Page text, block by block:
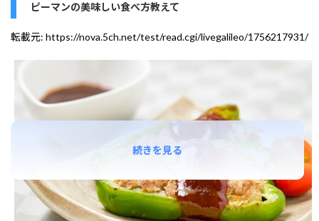
ピーマンの美味しい食べ方教えて
転載元: https://nova.5ch.net/test/read.cgi/livegalileo/1756217931/
続きを見る